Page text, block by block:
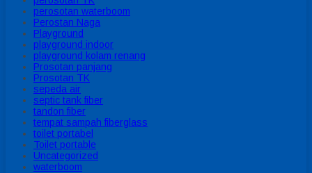
perosotan waterboom
Perostan Naga
Playground
playground indoor
playground kolam renang
Prosotan panjang
Prosotan TK
sepeda air
septic tank fiber
tandon fiber
tempat sampah fiberglass
toilet portabel
Toilet portable
Uncategorized
waterboom